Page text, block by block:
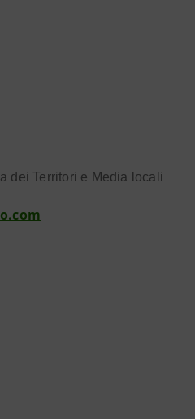
dei Territori e Media locali